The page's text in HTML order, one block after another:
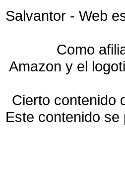
Salvantor - Web
Como
Amazon y el
Cierto contenido
Este contenido